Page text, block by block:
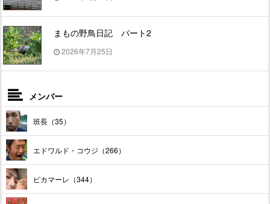
まもの野鳥日記 パート2
2026年7月25日
メンバー
班長（35）
エドワルド・コウジ（266）
ピカマーレ（344）